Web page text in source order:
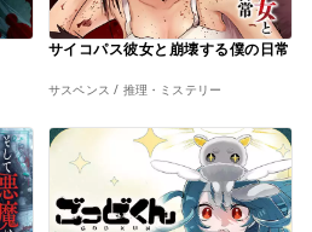
サイコパス彼女と崩壊する僕の日常
サスペンス / 推理・ミステリー